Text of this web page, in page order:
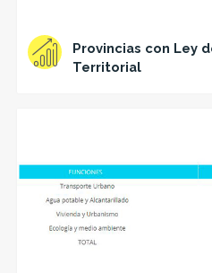
Provincias con Ley
Territorial